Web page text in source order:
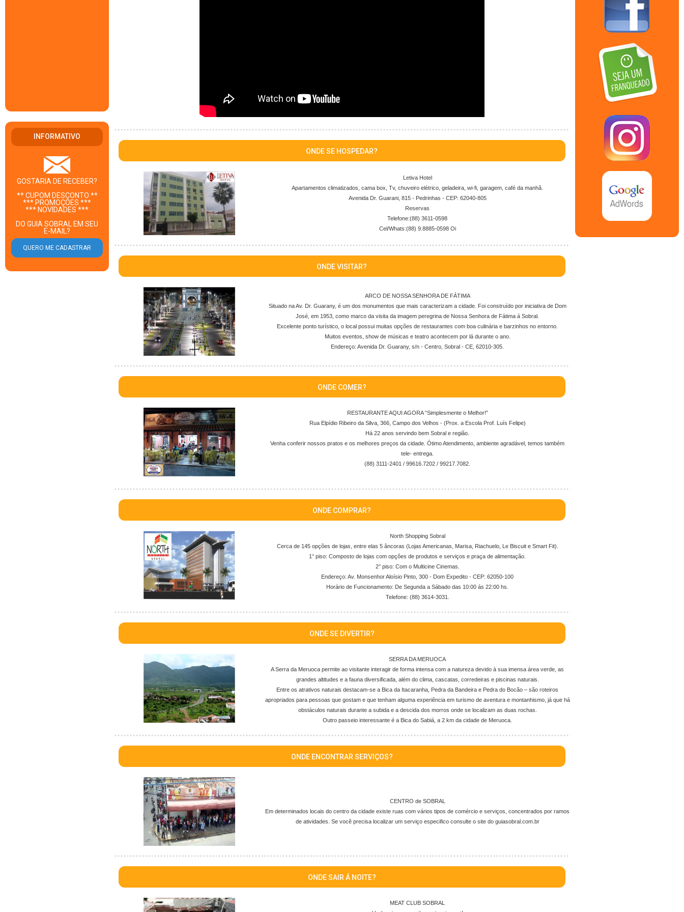
INFORMATIVO
GOSTARIA DE RECEBER?
** CUPOM DESCONTO **
*** PROMOÇÕES ***
*** NOVIDADES ***
DO GUIA SOBRAL EM SEU
E-MAIL?
ONDE SE HOSPEDAR?
Letiva Hotel
Apartamentos climatizados, cama box, Tv, chuveiro elétrico, geladeira, wi-fi, garagem, café da manhã.
Avenida Dr. Guarani, 815 - Pedrinhas - CEP: 62040-805
Reservas
Telefone:(88) 3611-0598
Cel/Whats:(88) 9.8885-0598 Oi
ONDE VISITAR?
ARCO DE NOSSA SENHORA DE FÁTIMA
Situado na Av. Dr. Guarany, é um dos monumentos que mais caracterizam a cidade. Foi construído por iniciativa de Dom
José, em 1953, como marco da visita da imagem peregrina de Nossa Senhora de Fátima á Sobral.
Excelente ponto turístico, o local possui muitas opções de restaurantes com boa culinária e barzinhos no entorno.
Muitos eventos, show de músicas e teatro acontecem por lá durante o ano.
Endereço: Avenida Dr. Guarany, s/n - Centro, Sobral - CE, 62010-305.
ONDE COMER?
RESTAURANTE AQUI AGORA “Simplesmente o Melhor!”
Rua Elpídio Ribeiro da Silva, 366, Campo dos Velhos - (Prox. a Escola Prof. Luís Felipe)
Há 22 anos servindo bem Sobral e região.
Venha conferir nossos pratos e os melhores preços da cidade. Ótimo Atendimento, ambiente agradável, temos também
tele- entrega.
(88) 3111-2401 / 99616.7202 / 99217.7082.
ONDE COMPRAR?
North Shopping Sobral
Cerca de 145 opções de lojas, entre elas 5 âncoras (Lojas Americanas, Marisa, Riachuelo, Le Biscuit e Smart Fit).
1° piso: Composto de lojas com opções de produtos e serviços e praça de alimentação.
2° piso: Com o Multicine Cinemas.
Endereço: Av. Monsenhor Aloísio Pinto, 300 - Dom Expedito - CEP: 62050-100
Horário de Funcionamento: De Segunda a Sábado das 10:00 ás 22:00 hs.
Telefone: (88) 3614-3031.
ONDE SE DIVERTIR?
SERRA DA MERUOCA
A Serra da Meruoca permite ao visitante interagir de forma intensa com a natureza devido à sua imensa área verde, as
grandes altitudes e a fauna diversificada, além do clima, cascatas, corredeiras e piscinas naturais.
Entre os atrativos naturais destacam-se a Bica da Itacaranha, Pedra da Bandeira e Pedra do Bocão – são roteiros
apropriados para pessoas que gostam e que tenham alguma experiência em turismo de aventura e montanhismo, já que há
obstáculos naturais durante a subida e a descida dos morros onde se localizam as duas rochas.
Outro passeio interessante é a Bica do Sabiá, a 2 km da cidade de Meruoca.
ONDE ENCONTRAR SERVIÇOS?
CENTRO de SOBRAL
Em determinados locais do centro da cidade existe ruas com vários tipos de comércio e serviços, concentrados por ramos
de atividades. Se você precisa localizar um serviço especifico consulte o site do guiasobral.com.br
ONDE SAIR Á NOITE?
MEAT CLUB SOBRAL